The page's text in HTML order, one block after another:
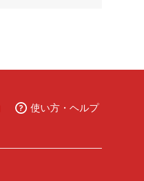
使い方・ヘルプ